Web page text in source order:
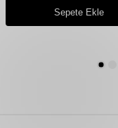
Sepete Ekle